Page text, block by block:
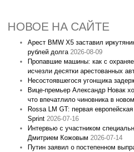
НОВОЕ НА САЙТЕ
Арест BMW X5 заставил
рублей долга 2026-08-09
Пропавшие машины: как с
исчезли десятки арестованных
Несостоявшегося угонщика
Вице‑премьер Александр Новак
что впечатлило чиновника в
Rossa LM GT: первая
Sprint 2026-07-16
Интервью с участником
Дмитрием Кожовым 2026-07-14
Путин заявил о постепенном